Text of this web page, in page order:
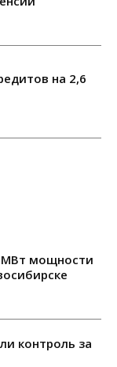
на 2,6
МВт мощности
контроль за